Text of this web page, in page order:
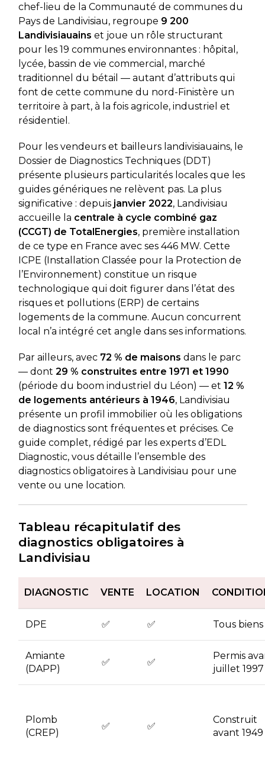
chef-lieu de la Communauté de communes du
Pays de Landivisiau, regroupe 9 200
Landivisiauains et joue un rôle structurant
pour les 19 communes environnantes : hôpital,
lycée, bassin de vie commercial, marché
traditionnel du bétail — autant d’attributs qui
font de cette commune du nord-Finistère un
territoire à part, à la fois agricole, industriel et
résidentiel.
Pour les vendeurs et bailleurs landivisiauains, le
Dossier de Diagnostics Techniques (DDT)
présente plusieurs particularités locales que les
guides génériques ne relèvent pas. La plus
significative : depuis janvier 2022, Landivisiau
accueille la centrale à cycle combiné gaz
(CCGT) de TotalEnergies, première installation
de ce type en France avec ses 446 MW. Cette
ICPE (Installation Classée pour la Protection de
l’Environnement) constitue un risque
technologique qui doit figurer dans l’état des
risques et pollutions (ERP) de certains
logements de la commune. Aucun concurrent
local n’a intégré cet angle dans ses informations.
Par ailleurs, avec 72 % de maisons dans le parc
— dont 29 % construites entre 1971 et 1990
(période du boom industriel du Léon) — et 12 %
de logements antérieurs à 1946, Landivisiau
présente un profil immobilier où les obligations
de diagnostics sont fréquentes et précises. Ce
guide complet, rédigé par les experts d’EDL
Diagnostic, vous détaille l’ensemble des
diagnostics obligatoires à Landivisiau pour une
vente ou une location.
Tableau récapitulatif des
diagnostics obligatoires à
Landivisiau
DIAGNOSTIC VENTE LOCATION
DPE ✅ ✅ Tous biens
Amiante
(DAPP)
✅ ✅
Permis
juillet 1997
Plomb
(CREP)
✅ ✅
Construit
avant 1949